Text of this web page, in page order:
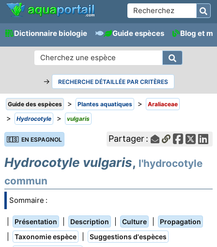
Dictionnaire biologie Guide espèces Blog et
→ RECHERCHE DÉTAILLÉE PAR CRITÈRES
Guide des espèces > Plantes aquatiques > Araliaceae
> Hydrocotyle > vulgaris
🇪🇸 EN ESPAGNOL Partager :
Hydrocotyle vulgaris, l'hydrocotyle
commun
Sommaire :
Présentation Description Culture Propagation
Taxonomie espèce Suggestions d'espèces